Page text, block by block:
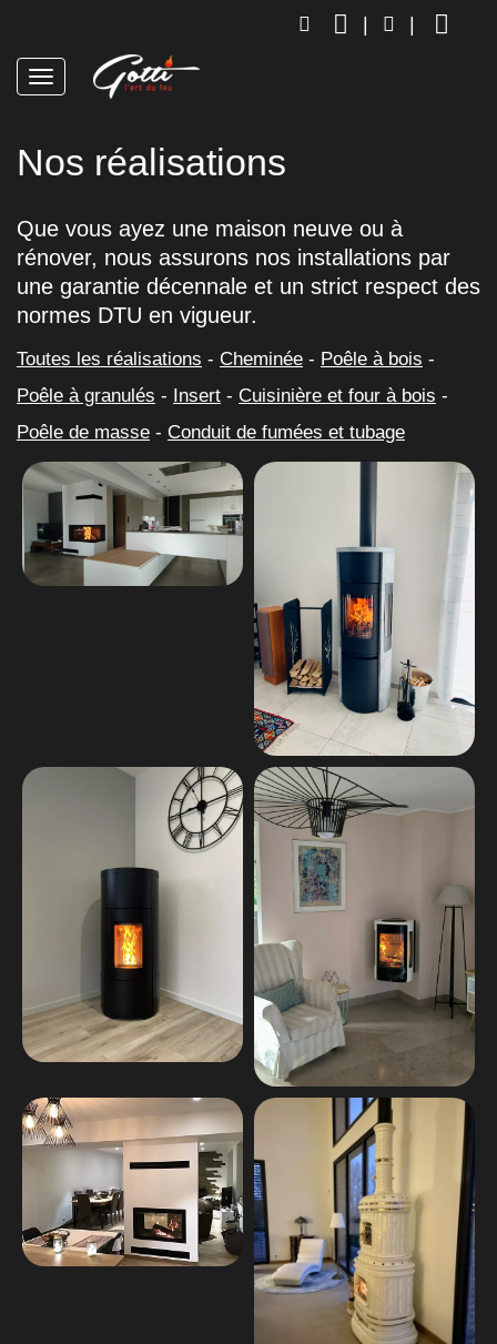
Nos réalisations
Que vous ayez une maison neuve ou à
rénover, nous assurons nos installations par
une garantie décennale et un strict respect des
normes DTU en vigueur.
Toutes les réalisations Cheminée
Poêle à bois
Poêle à granulés
Insert
Cuisinière et four à bois
Poêle de masse
Conduit de fumées et tubage